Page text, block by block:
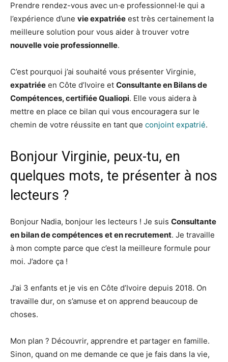
Prendre rendez-vous avec un·e professionnel·le qui a
l’expérience d’une vie expatriée est très certainement la
meilleure solution pour vous aider à trouver votre
nouvelle voie professionnelle.
C’est pourquoi j’ai souhaité vous présenter Virginie,
expatriée en Côte d’Ivoire et Consultante en Bilans de
Compétences, certifiée Qualiopi. Elle vous aidera à
mettre en place ce bilan qui vous encouragera sur le
chemin de votre réussite en tant que conjoint expatrié.
Bonjour Virginie, peux-tu, en
quelques mots, te présenter à nos
lecteurs ?
Bonjour Nadia, bonjour les lecteurs ! Je suis Consultante
en bilan de compétences et en recrutement. Je travaille
à mon compte parce que c’est la meilleure formule pour
moi. J’adore ça !
J’ai 3 enfants et je vis en Côte d’Ivoire depuis 2018. On
travaille dur, on s’amuse et on apprend beaucoup de
choses.
Mon plan ? Découvrir, apprendre et partager en famille.
Sinon, quand on me demande ce que je fais dans la vie,